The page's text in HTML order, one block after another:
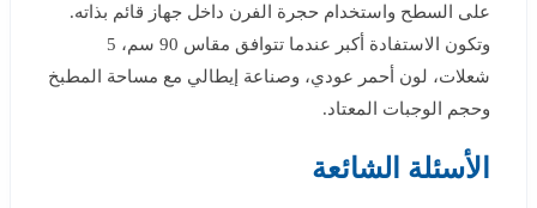
على السطح واستخدام حجرة الفرن داخل جهاز قائم بذاته.
وتكون الاستفادة أكبر عندما تتوافق مقاس 90 سم، 5
شعلات، لون أحمر عودي، وصناعة إيطالي مع مساحة المطبخ
وحجم الوجبات المعتاد.
الأسئلة الشائعة